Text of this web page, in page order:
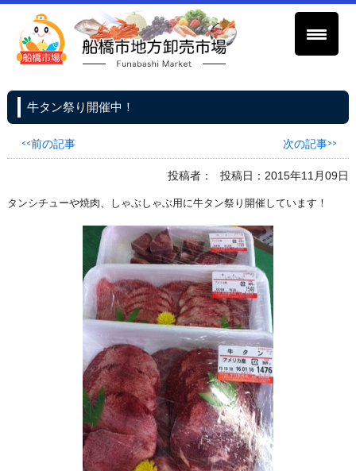
牛タン祭り開催中！
<<前の記事 次の記事>>
投稿者： 投稿日：2015年11月09日
タンシチューや焼肉、しゃぶしゃぶ用に牛タン祭り開催しています！